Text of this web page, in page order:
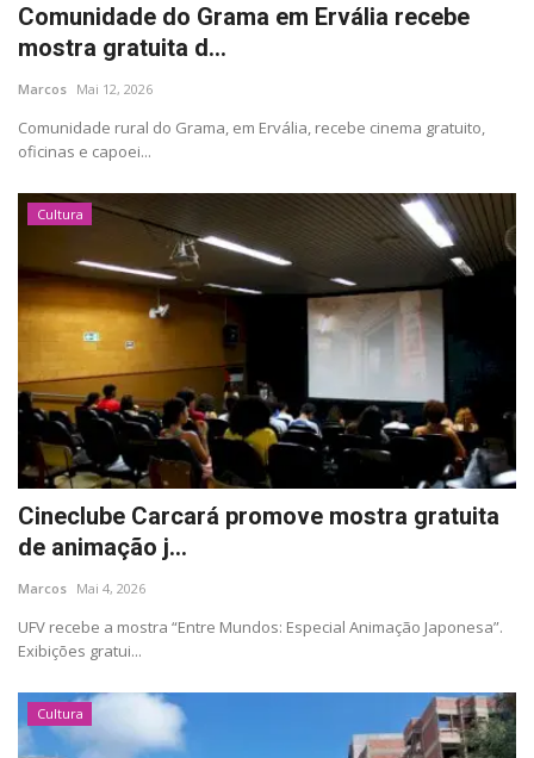
Viçosa
Oportunidade
Sua Cidade
Saúde
Política
Trânsito
Segurança Pública
Economia
Educação
Comunidade do Grama em Ervália recebe
mostra gratuita d...
Marcos Mai 12, 2026
Comunidade rural do Grama, em Ervália, recebe cinema gratuito,
oficinas e capoei...
Cultura
Cineclube Carcará promove mostra gratuita
de animação j...
Marcos Mai 4, 2026
UFV recebe a mostra “Entre Mundos: Especial Animação Japonesa”.
Exibições gratui...
Cultura